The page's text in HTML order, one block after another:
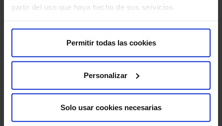
partir del uso que haya hecho de sus servicios.
Permitir todas las cookies
Personalizar
Solo usar cookies necesarias
Tratamientos tópicos:
menos invasiva.
avanzada se puede optar por tratamiento con
inmunoterapia, tratamiento dirigido según perfil
molecular o valoración de ensayos clínicos.